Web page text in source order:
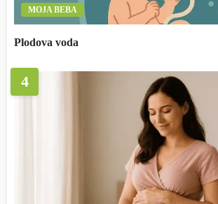
MOJA BEBA
Plodova voda
4